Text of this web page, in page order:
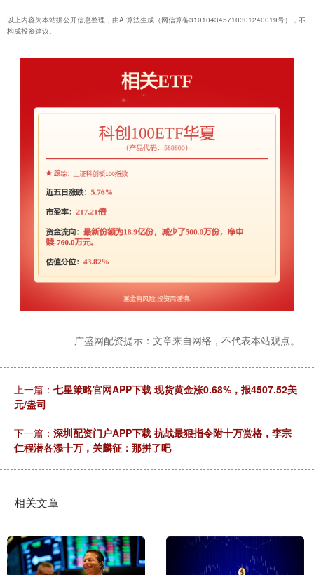
以上内容为本站据公开信息整理，由AI算法生成（网信算备310104345710301240019号），不
构成投资建议。
广盛网配资提示：文章来自网络，不代表本站观点。
上一篇： 七星策略官网APP下载 现货黄金涨0.68%，报4507.52美
元/盎司
下一篇： 深圳配资门户APP下载 抗战最狠指令附十万赏格，李宗
仁程潜各添十万，关麟征：那拼了吧
相关文章